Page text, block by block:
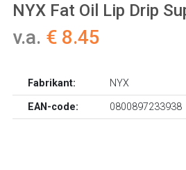
NYX Fat Oil Lip Drip
v.a. € 8.45
Fabrikant:
NYX
EAN-code:
0800897233938